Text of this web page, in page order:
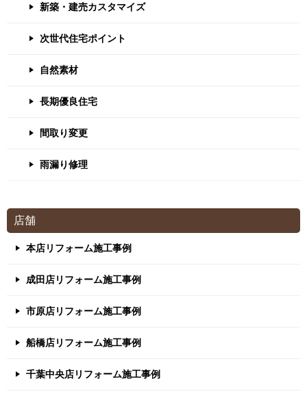
新築・建売カスタマイズ
次世代住宅ポイント
自然素材
長期優良住宅
間取り変更
雨漏り修理
店舗
本店リフォーム施工事例
成田店リフォーム施工事例
市原店リフォーム施工事例
船橋店リフォーム施工事例
千葉中央店リフォーム施工事例